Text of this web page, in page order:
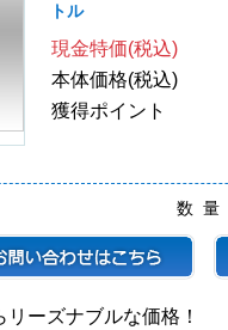
トル
現金特価(税込)
本体価格(税込)
獲得ポイント
数 量
ーズナブルな価格！